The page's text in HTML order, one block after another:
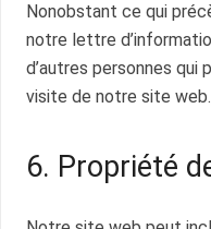
Nonobstant ce qui
notre lettre
d’autres personnes qui
visite de notre site web.
6. Propriété